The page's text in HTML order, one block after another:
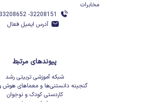
مخابرات
32208151- 33208652
آدرس ایمیل فعال
پیوندهای مرتبط
شبکه آموزشی تربیتی رشد
گنجینه دانستنی‌ها و معماهای هوش
کاردستی کودک و نوجوان